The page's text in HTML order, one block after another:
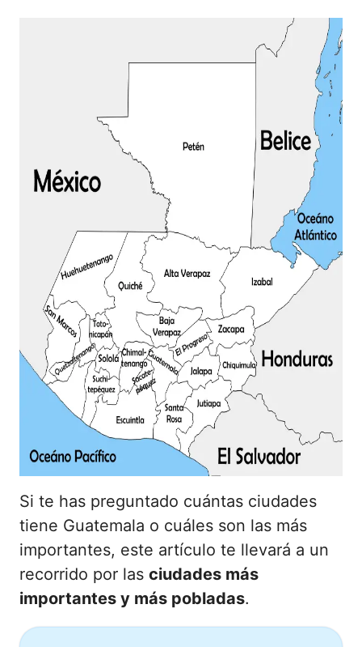
Si te has preguntado cuántas ciudades
tiene Guatemala o cuáles son las más
importantes, este artículo te llevará a un
recorrido por las ciudades más
importantes y más pobladas.